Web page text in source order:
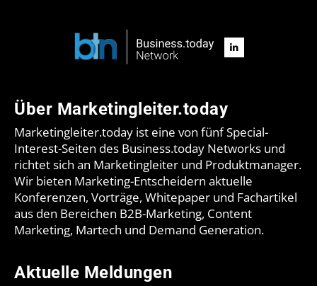
Über Marketingleiter.today
Marketingleiter.today ist eine von fünf Special-
Interest-Seiten des Business.today Networks und
richtet sich an Marketingleiter und Produktmanager.
Wir bieten Marketing-Entscheidern aktuelle
Konferenzen, Vorträge, Whitepaper und Fachartikel
aus den Bereichen B2B-Marketing, Content
Marketing, Martech und Demand Generation.
Aktuelle Meldungen